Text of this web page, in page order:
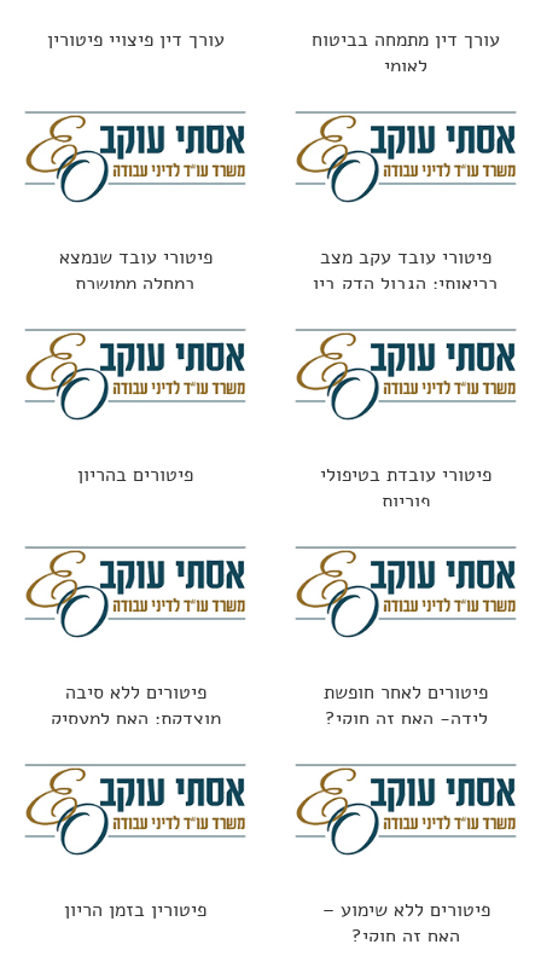
עורך דין מתמחה בביטוח
לאומי
עורך דין פיצויי פיטורין
פיטורי עובד עקב מצב
בריאותי: הגבול הדק בין
פיטורי עובד שנמצא
במחלה ממושכת
פיטורי עובדת בטיפולי
פוריות
פיטורים בהריון
פיטורים לאחר חופשת
לידה- האם זה חוקי?
פיטורים ללא סיבה
מוצדקת: האם למעסיק
פיטורים ללא שימוע –
האם זה חוקי?
פיטורין בזמן הריון